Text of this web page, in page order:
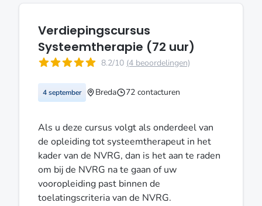
Verdiepingscursus
Systeemtherapie (72 uur)
8.2/10 (4 beoordelingen)
4 september Breda 72 contacturen
Als u deze cursus volgt als onderdeel van
de opleiding tot systeemtherapeut in het
kader van de NVRG, dan is het aan te raden
om bij de NVRG na te gaan of uw
vooropleiding past binnen de
toelatingscriteria van de NVRG.